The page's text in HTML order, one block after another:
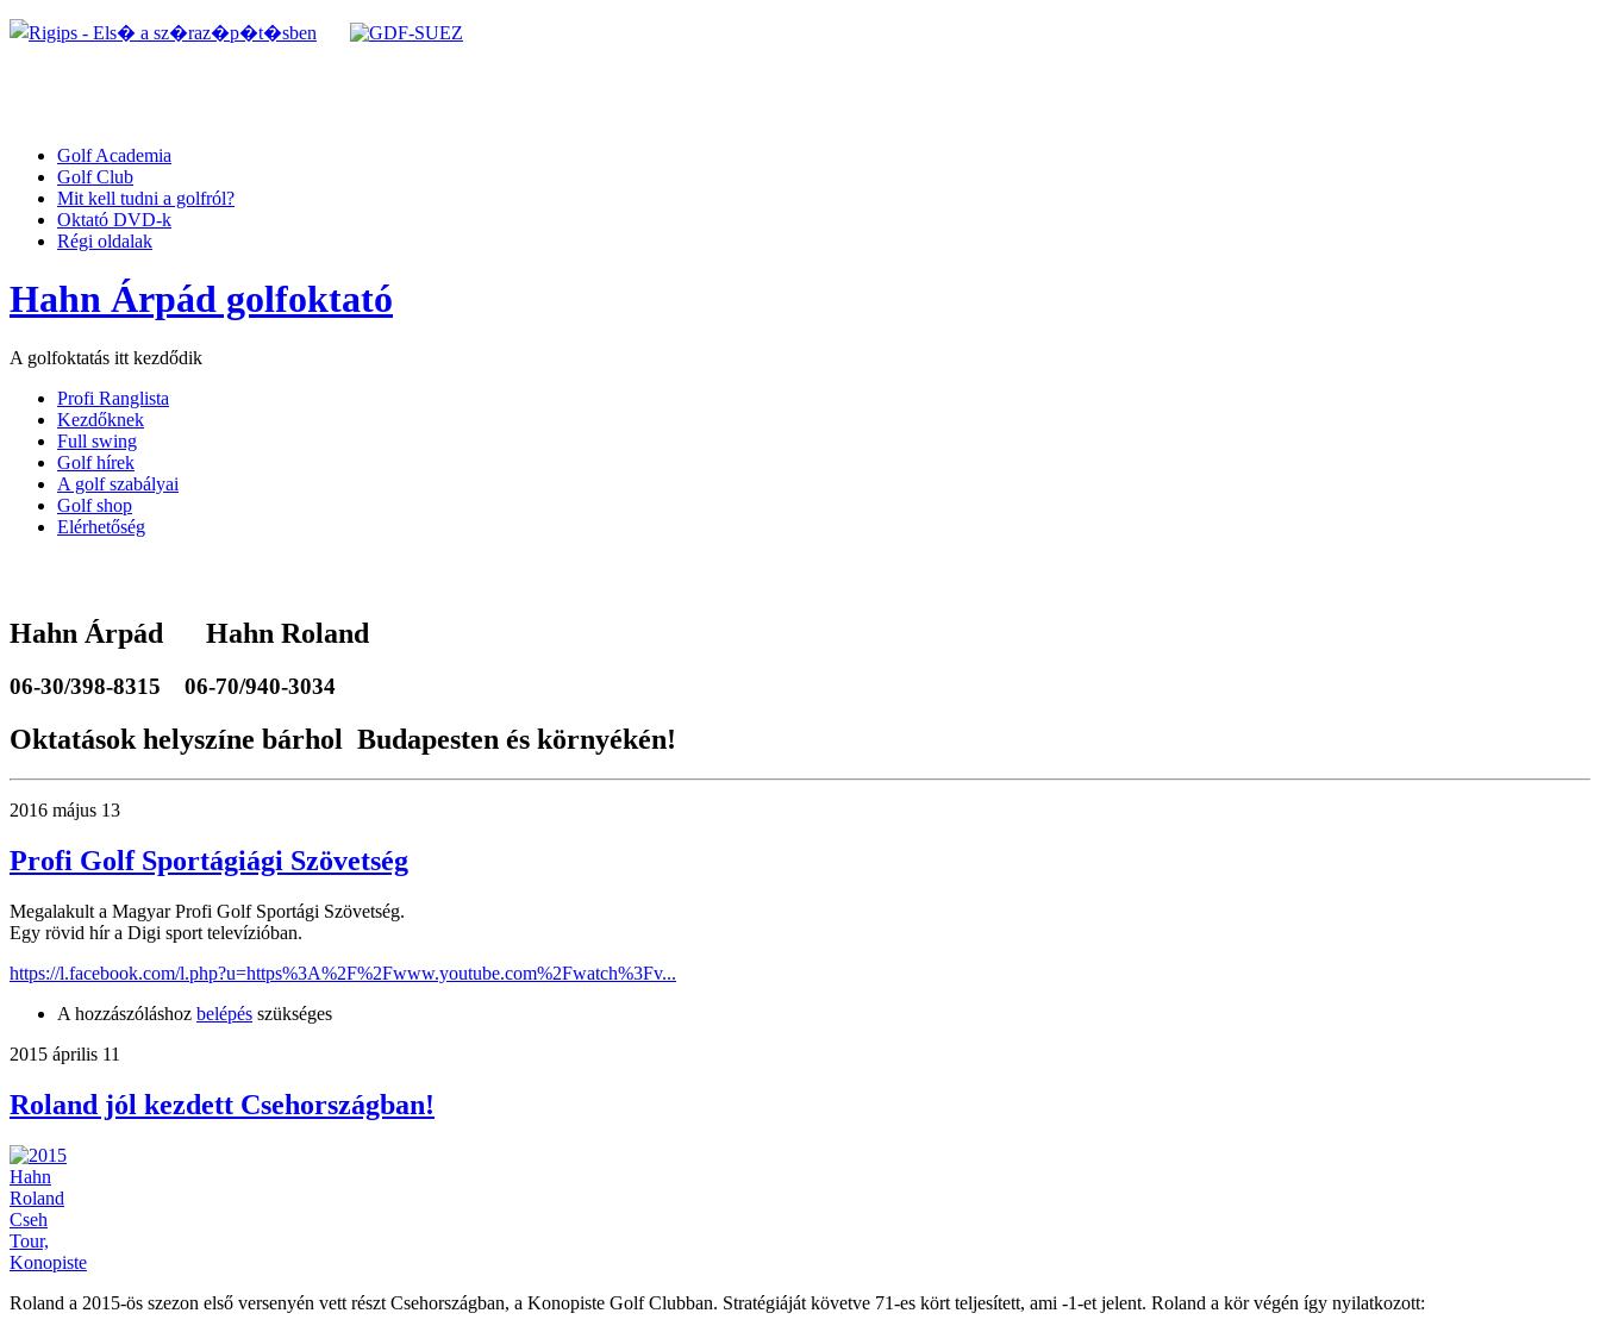
Golf Academia
Golf Club
Mit kell tudni a golfról?
Oktató DVD-k
Régi oldalak
Hahn Árpád golfoktató
A golfoktatás itt kezdődik
Profi Ranglista
Kezdőknek
Full swing
Golf hírek
A golf szabályai
Golf shop
Elérhetőség
Hahn Árpád Hahn Roland
06-30/398-8315 06-70/940-3034
Oktatások helyszíne bárhol Budapesten és környékén!
2016 május 13
Profi Golf Sportágiági Szövetség
Megalakult a Magyar Profi Golf Sportági Szövetség.
Egy rövid hír a Digi sport televízióban.
https://l.facebook.com/l.php?u=https%3A%2F%2Fwww.youtube.com%2Fwatch%3Fv...
A hozzászóláshoz belépés szükséges
2015 április 11
Roland jól kezdett Csehországban!
Roland a 2015-ös szezon első versenyén vett részt Csehországban, a Konopiste Golf Clubban. Stratégiáját követve 71-es kört teljesített, ami -1-et jelent. Roland a kör végén így nyilatkozott: